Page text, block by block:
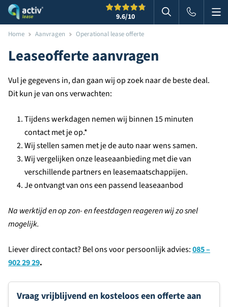
9.6/10 Zoeken in
Home Aanvragen Operational lease offerte
Leaseofferte aanvragen
Vul je gegevens in, dan gaan wij op zoek naar de beste deal.
Dit kun je van ons verwachten:
Tijdens werkdagen nemen wij binnen 15 minuten
contact met je op.*
Wij stellen samen met je de auto naar wens samen.
Wij vergelijken onze leaseaanbieding met die van
verschillende partners en leasemaatschappijen.
Je ontvangt van ons een passend leaseaanbod
Na werktijd en op zon- en feestdagen reageren wij zo snel
mogelijk.
Liever direct contact? Bel ons voor persoonlijk advies:085 –
902 29 29.
Vraag vrijblijvend en kosteloos een offerte aan